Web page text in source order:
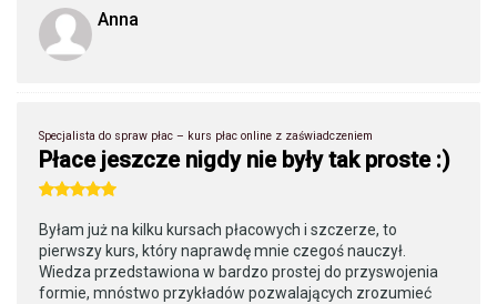
Anna
Specjalista do spraw płac – kurs płac online z zaświadczeniem
Płace jeszcze nigdy nie były tak proste :)
Byłam już na kilku kursach płacowych i szczerze, to
pierwszy kurs, który naprawdę mnie czegoś nauczył.
Wiedza przedstawiona w bardzo prostej do przyswojenia
formie, mnóstwo przykładów pozwalających zrozumieć